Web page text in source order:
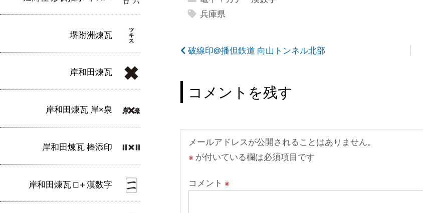
堺附洲煉瓦
岸和田煉瓦
岸和田煉瓦 岸×泉
岸和田煉瓦 棒添印
岸和田煉瓦 □＋漢数字
兵庫県
投
ナ
ビ
ゲ
ー
シ
ョ
ン
破線印@播但鉄道 向山トンネル北部
コメントを残す
メールアドレスが公開されることはありません。
※ が付いている欄は必須項目です
コメント ※